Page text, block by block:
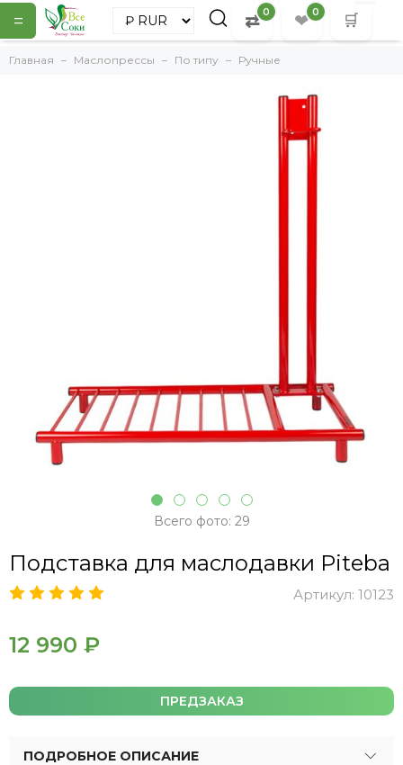
= ⇄ 0 ❤ 0 🛒
Главная Маслопрессы По типу Ручные
Всего фото: 29
Подставка для маслодавки Piteba
Артикул: 10123
12 990 ₽
ПРЕДЗАКАЗ
ПОДРОБНОЕ ОПИСАНИЕ